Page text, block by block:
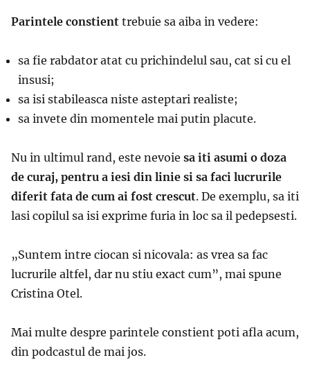
Parintele constient trebuie sa aiba in vedere:
sa fie rabdator atat cu prichindelul sau, cat si cu el
insusi;
sa isi stabileasca niste asteptari realiste;
sa invete din momentele mai putin placute.
Nu in ultimul rand, este nevoie sa iti asumi o doza
de curaj, pentru a iesi din linie si sa faci lucrurile
diferit fata de cum ai fost crescut. De exemplu, sa iti
lasi copilul sa isi exprime furia in loc sa il pedepsesti.
„Suntem intre ciocan si nicovala: as vrea sa fac
lucrurile altfel, dar nu stiu exact cum”, mai spune
Cristina Otel.
Mai multe despre parintele constient poti afla acum,
din podcastul de mai jos.